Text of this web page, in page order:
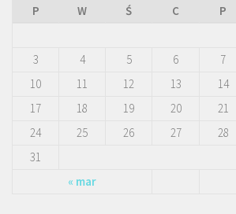
P
W Ś C P
« mar
3
4 5 6 7
10
11 12 13 14
17
18 19 20 21
24
25 26 27 28
31